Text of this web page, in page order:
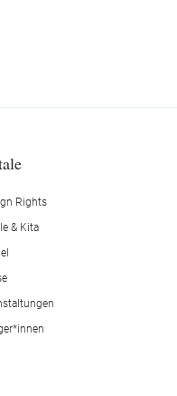
Rights
& Kita